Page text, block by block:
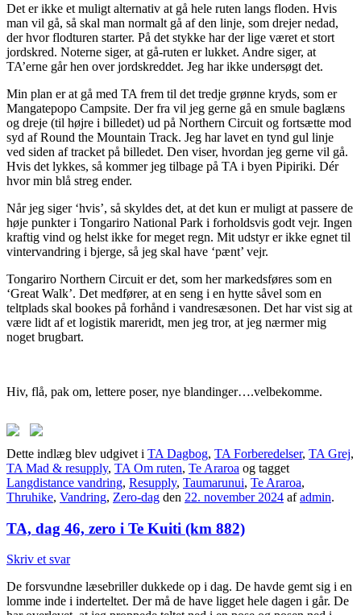
Det er ikke et muligt alternativ at gå hele ruten langs floden. Hvis
man vil gå, så skal man normalt gå af den linje, som drejer nedad,
der hvor flodturen starter. På det stykke har der lige været et stort
jordskred. Noterne siger, at gå-ruten er lukket. Andre siger, at
TA’erne går hen over jordskreddet. Jeg har ikke undersøgt det.
Min plan er at gå med TA frem til det tredje grønne kryds, som er
Mangatepopo Campsite. Der fra vil jeg gerne gå en smule baglæns
og dreje (til højre i billedet) ud på Northern Circuit og fortsætte mod
syd af Round the Mountain Track. Jeg har lavet en tynd gul linje
ved siden af tracket på billedet. Den viser, hvordan jeg gerne vil gå.
Hvis det lykkes, så kommer jeg tilbage på TA i byen Pipiriki. Dér
hvor min blå streg ender.
Når jeg siger ‘hvis’, så skyldes det, at det kun er muligt at passere de
høje punkter i Tongariro National Park i forholdsvis godt vejr. Ingen
kraftig vind og helst ikke for meget regn. Mit udstyr er ikke egnet til
vintervandring i bjerge, så jeg skal have ‘pænt’ vejr.
Tongariro Northern Circuit er det, som her markedsføres som en
‘Great Walk’. Det medfører, at en seng i en hytte såvel som en
teltplads skal bookes på forhånd i vandresæsonen. Det har vist sig at
være lidt af et logistik mareridt, men jeg tror, at jeg nærmer mig
noget brugbart.
Hiv, flå, pak om, lettere poser, nye blandinger….velbekomme.
Dette indlæg blev udgivet i TA Dagbog, TA Forberedelser, TA Grej,
TA Mad & resupply, TA Om ruten, Te Araroa og tagget
Langdistance vandring, Resupply, Taumarunui, Te Araroa,
Thruhike, Vandring, Zero-dag den 22. november 2024 afadmin.
TA, dag 46, zero i Te Kuiti (km 882)
Skriv et svar
De forsvundne læsebriller dukkede op i dag. De havde gemt sig i en
lomme inde i inderteltet. Der må de have ligget hele dagen i går. De